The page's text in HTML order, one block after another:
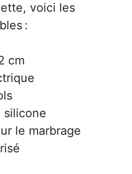
voici les
:
cm
silicone
le marbrage